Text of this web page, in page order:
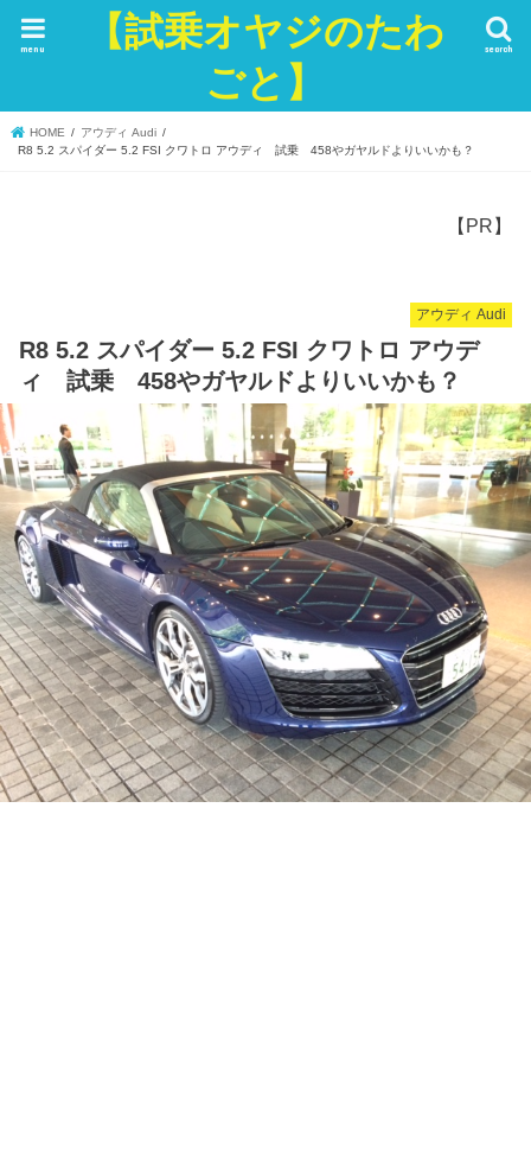
【試乗オヤジのたわ
ごと】
search
menu
HOME
アウディ Audi
R8 5.2 スパイダー 5.2 FSI クワトロ アウディ 試乗 458やガヤルドよりいいかも？
【PR】
アウディ Audi
R8 5.2 スパイダー 5.2 FSI クワトロ アウデ
ィ 試乗 458やガヤルドよりいいかも？